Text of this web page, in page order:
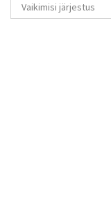
Vaikimisi järjestus